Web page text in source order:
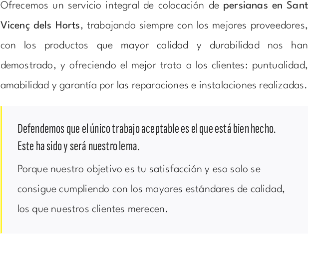
Ofrecemos un servicio integral de colocación de persianas en Sant
Vicenç dels Horts, trabajando siempre con los mejores proveedores,
con los productos que mayor calidad y durabilidad nos han
demostrado, y ofreciendo el mejor trato a los clientes: puntualidad,
amabilidad y garantía por las reparaciones e instalaciones realizadas.
Defendemos que el único trabajo aceptable es el que está bien hecho.
Este ha sido y será nuestro lema.
Porque nuestro objetivo es tu satisfacción y eso solo se
consigue cumpliendo con los mayores estándares de calidad,
los que nuestros clientes merecen.